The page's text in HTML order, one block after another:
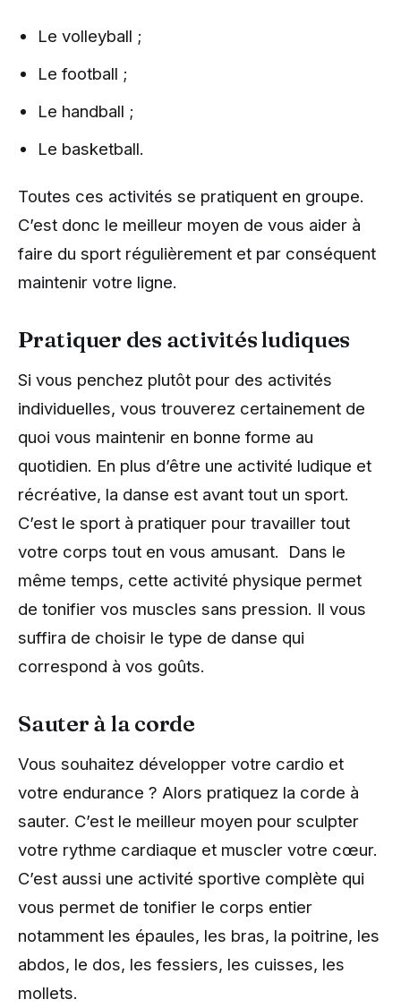
Le volleyball ;
Le football ;
Le handball ;
Le basketball.
Toutes ces activités se pratiquent en groupe.
C’est donc le meilleur moyen de vous aider à
faire du sport régulièrement et par conséquent
maintenir votre ligne.
Pratiquer des activités ludiques
Si vous penchez plutôt pour des activités
individuelles, vous trouverez certainement de
quoi vous maintenir en bonne forme au
quotidien. En plus d’être une activité ludique et
récréative, la danse est avant tout un sport.
C’est le sport à pratiquer pour travailler tout
votre corps tout en vous amusant. Dans le
même temps, cette activité physique permet
de tonifier vos muscles sans pression. Il vous
suffira de choisir le type de danse qui
correspond à vos goûts.
Sauter à la corde
Vous souhaitez développer votre cardio et
votre endurance ? Alors pratiquez la corde à
sauter. C’est le meilleur moyen pour sculpter
votre rythme cardiaque et muscler votre cœur.
C’est aussi une activité sportive complète qui
vous permet de tonifier le corps entier
notamment les épaules, les bras, la poitrine, les
abdos, le dos, les fessiers, les cuisses, les
mollets.